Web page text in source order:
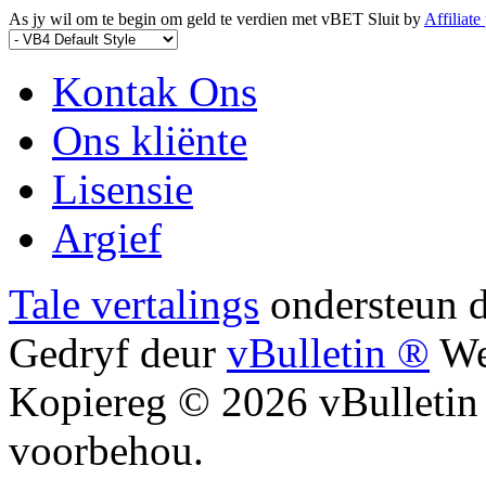
As jy wil om te begin om geld te verdien met vBET Sluit byAffiliate
Kontak Ons
Ons kliënte
Lisensie
Argief
Tale vertalings ondersteun
Gedryf deur vBulletin ®
Kopiereg © 2026
voorbehou.